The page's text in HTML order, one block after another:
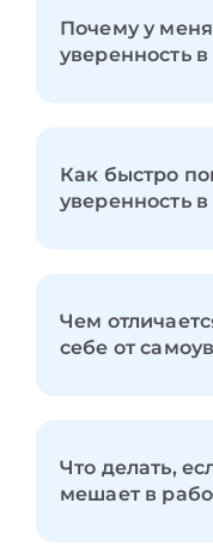
Почему у
уверенность в
Как быстро
уверенность в
Чем
себе от
Что делать,
мешает в